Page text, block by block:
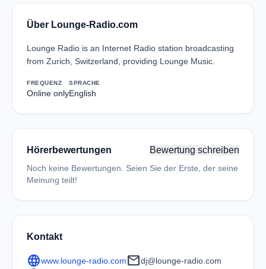
Über Lounge-Radio.com
Lounge Radio is an Internet Radio station broadcasting
from Zurich, Switzerland, providing Lounge Music.
FREQUENZ
Online only
SPRACHE
English
Hörerbewertungen Bewertung schreiben
Noch keine Bewertungen. Seien Sie der Erste, der seine
Meinung teilt!
Kontakt
languagewww.lounge-radio.commaildj@lounge-radio.com